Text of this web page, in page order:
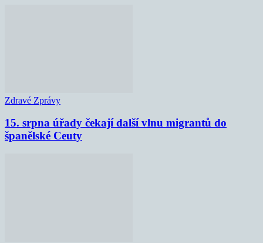
Zdravé Zprávy
15. srpna úřady čekají další vlnu migrantů do
španělské Ceuty